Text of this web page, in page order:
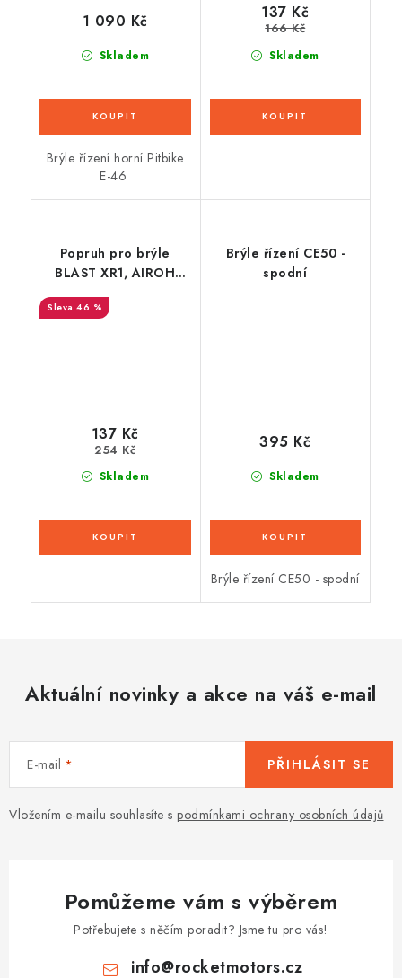
Skladem
1 090 Kč
Brýle řízení horní Pitbike
E-46
Skladem
137 Kč
166 Kč
Popruh pro brýle
BLAST XR1, AIROH
46 %
Skladem
137 Kč
254 Kč
Brýle řízení CE50 -
spodní
Skladem
395 Kč
Brýle řízení CE50 - spodní
Aktuální novinky a akce na váš e-mail
E-mail
Vložením e-mailu souhlasíte s podmínkami ochrany osobních údajů
PŘIHLÁSIT SE
Pomůžeme vám s výběrem
Potřebujete s něčím poradit? Jsme tu pro vás!
info@rocketmotors.cz